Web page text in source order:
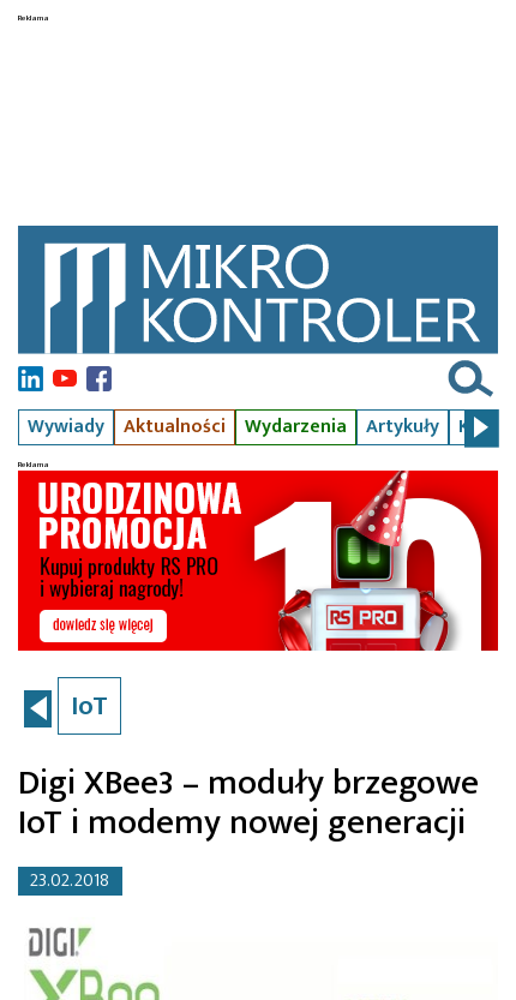
Wywiady Aktualności Wydarzenia Artykuły Kursy
IoT
Digi XBee3 – moduły brzegowe
IoT i modemy nowej generacji
23.02.2018